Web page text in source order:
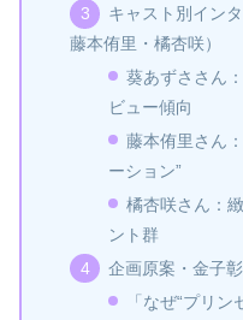
キャスト別イン
藤本侑里・橘杏咲）
葵あずささん
ビュー傾向
藤本侑里さん
ーション”
橘杏咲さん：
ント群
企画原案・金子
「なぜ“プリ